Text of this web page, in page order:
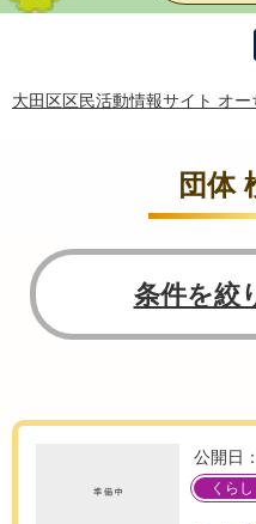
大田区区民活動情報サイト オー
団体
条件を絞
公開日
くら